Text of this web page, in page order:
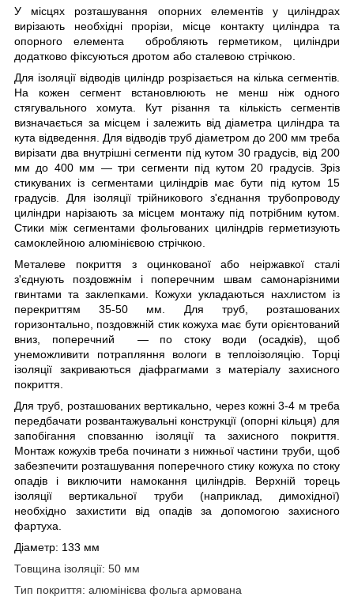
У місцях розташування опорних елементів у циліндрах
вирізають необхідні прорізи, місце контакту циліндра та
опорного елемента обробляють герметиком, циліндри
додатково фіксуються дротом або сталевою стрічкою.
Для ізоляції відводів циліндр розрізається на кілька сегментів.
На кожен сегмент встановлюють не менш ніж одного
стягувального хомута. Кут різання та кількість сегментів
визначається за місцем і залежить від діаметра циліндра та
кута відведення. Для відводів труб діаметром до 200 мм треба
вирізати два внутрішні сегменти під кутом 30 градусів, від 200
мм до 400 мм — три сегменти під кутом 20 градусів. Зріз
стикуваних із сегментами циліндрів має бути під кутом 15
градусів. Для ізоляції трійникового з'єднання трубопроводу
циліндри нарізають за місцем монтажу під потрібним кутом.
Стики між сегментами фольгованих циліндрів герметизують
самоклейною алюмінієвою стрічкою.
Металеве покриття з оцинкованої або неіржавкої сталі
з'єднують поздовжнім і поперечним швам самонарізними
гвинтами та заклепками. Кожухи укладаються нахлистом із
перекриттям 35-50 мм. Для труб, розташованих
горизонтально, поздовжній стик кожуха має бути орієнтований
вниз, поперечний — по стоку води (осадків), щоб
унеможливити потрапляння вологи в теплоізоляцію. Торці
ізоляції закриваються діафрагмами з матеріалу захисного
покриття.
Для труб, розташованих вертикально, через кожні 3-4 м треба
передбачати розвантажувальні конструкції (опорні кільця) для
запобігання сповзанню ізоляції та захисного покриття.
Монтаж кожухів треба починати з нижньої частини труби, щоб
забезпечити розташування поперечного стику кожуха по стоку
опадів і виключити намокання циліндрів. Верхній торець
ізоляції вертикальної труби (наприклад, димохідної)
необхідно захистити від опадів за допомогою захисного
фартуха.
Діаметр: 133 мм
Товщина ізоляції: 50 мм
Тип покриття: алюмінієва фольга армована